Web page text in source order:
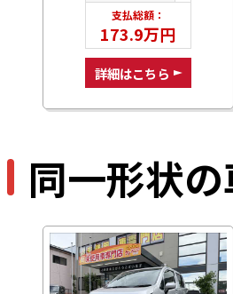
支払総額：
173.9万円
詳細はこちら
同一形状